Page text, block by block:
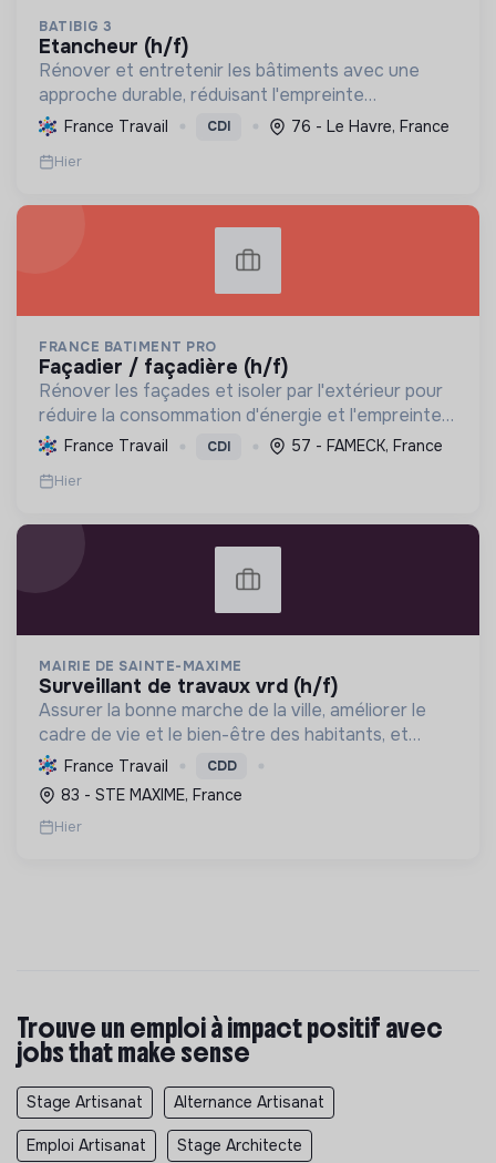
BATIBIG 3
etancheur (h/f)
Rénover et entretenir les bâtiments avec une
approche durable, réduisant l'empreinte
environnementale et contribuant au bien-être des
collaborateurs et de la société.
France Travail CDI 76 - Le Havre, France
Hier
FRANCE BATIMENT PRO
façadier / façadière (h/f)
Rénover les façades et isoler par l'extérieur pour
réduire la consommation d'énergie et l'empreinte
carbone des bâtiments, contribuant à la transition
écologique. Labellisée RGE, l'entreprise garantit...
France Travail CDI 57 - FAMECK, France
Hier
MAIRIE DE SAINTE-MAXIME
surveillant de travaux vrd (h/f)
Assurer la bonne marche de la ville, améliorer le
cadre de vie et le bien-être des habitants, et
s'engager activement dans la transition
écologique et sociale à travers la gestion des
infrastructures.
France Travail CDD
83 - STE MAXIME, France
Hier
Trouve un emploi à impact positif avec
jobs that make sense
Stage Artisanat Alternance Artisanat
Emploi Artisanat Stage Architecte